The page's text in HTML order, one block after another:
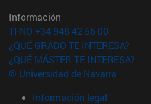
Información
TFNO +34 948 42 56 00
¿QUÉ GRADO TE INTERESA?
¿QUÉ MÁSTER TE INTERESA?
© Universidad de Navarra
Información legal